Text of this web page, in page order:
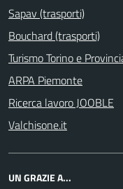
Sapav (trasporti)
Bouchard (trasporti)
Turismo Torino e
ARPA Piemonte
Ricerca lavoro JOOBLE
Valchisone.it
UN GRAZIE A...